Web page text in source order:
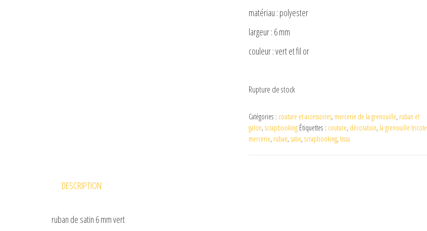
matériau : polyester
largeur : 6 mm
couleur : vert et fil or
Rupture de stock
Catégories : couture et accessoires, mercerie de la grenouille, ruban et
galon, scrapbooking Étiquettes : couture, décoration, la grenouille tricote
mercerie, ruban, satin, scrapbooking, tissu
DESCRIPTION
ruban de satin 6 mm vert